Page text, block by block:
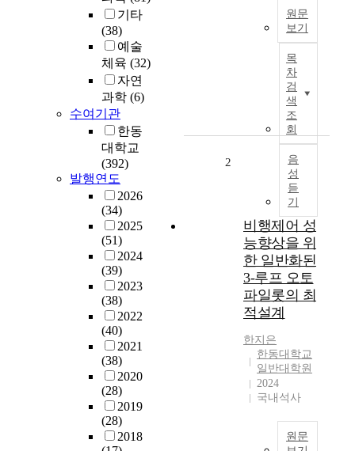
기타
(38)
예술
체육 (32)
자연
과학 (6)
수여기관
한동
대학교
(392)
발행연도
2026
(34)
2025
(51)
2024
(39)
2023
(38)
2022
(40)
2021
(38)
2020
(28)
2019
(28)
2018
원문
보기
목
차
검
색
조
회
음
성
듣
기
2
비행제어 성
능향상을 위
한 일반화된
3-루프 오토
파일롯의 최
적설계
한지은
한동대학교
일반대학원
2024
국내석사
원문